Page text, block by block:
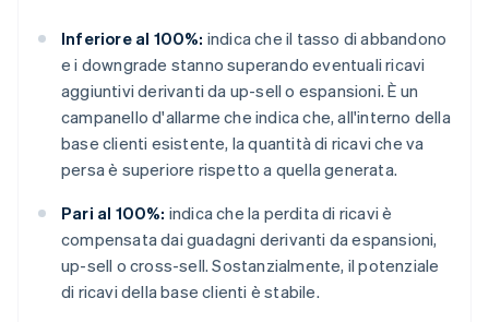
Inferiore al 100%: indica che il tasso di abbandono
e i downgrade stanno superando eventuali ricavi
aggiuntivi derivanti da up-sell o espansioni. È un
campanello d'allarme che indica che, all'interno della
base clienti esistente, la quantità di ricavi che va
persa è superiore rispetto a quella generata.
Pari al 100%: indica che la perdita di ricavi è
compensata dai guadagni derivanti da espansioni,
up-sell o cross-sell. Sostanzialmente, il potenziale
di ricavi della base clienti è stabile.